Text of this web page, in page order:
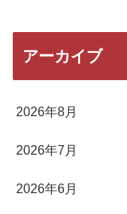
アーカイブ
2026年8月
2026年7月
2026年6月